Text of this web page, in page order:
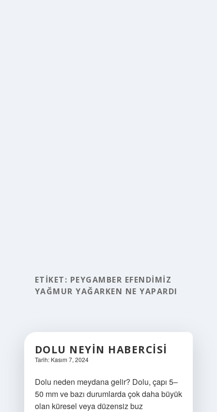
ETIKET: PEYGAMBER EFENDIMIZ
YAĞMUR YAĞARKEN NE YAPARDI
DOLU NEYIN HABERCISI
Tarih: Kasım 7, 2024
Dolu neden meydana gelir? Dolu, çapı 5–
50 mm ve bazı durumlarda çok daha büyük
olan küresel veya düzensiz buz